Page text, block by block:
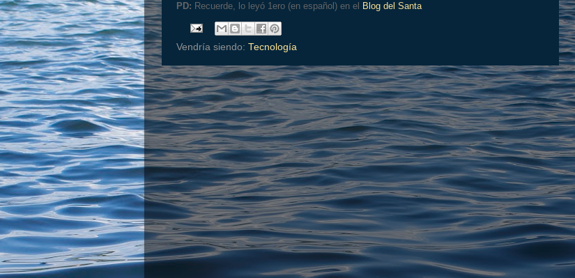
PD: Recuerde, lo leyó 1ero (en español) en el Blog del Santa
Vendría siendo: Tecnología